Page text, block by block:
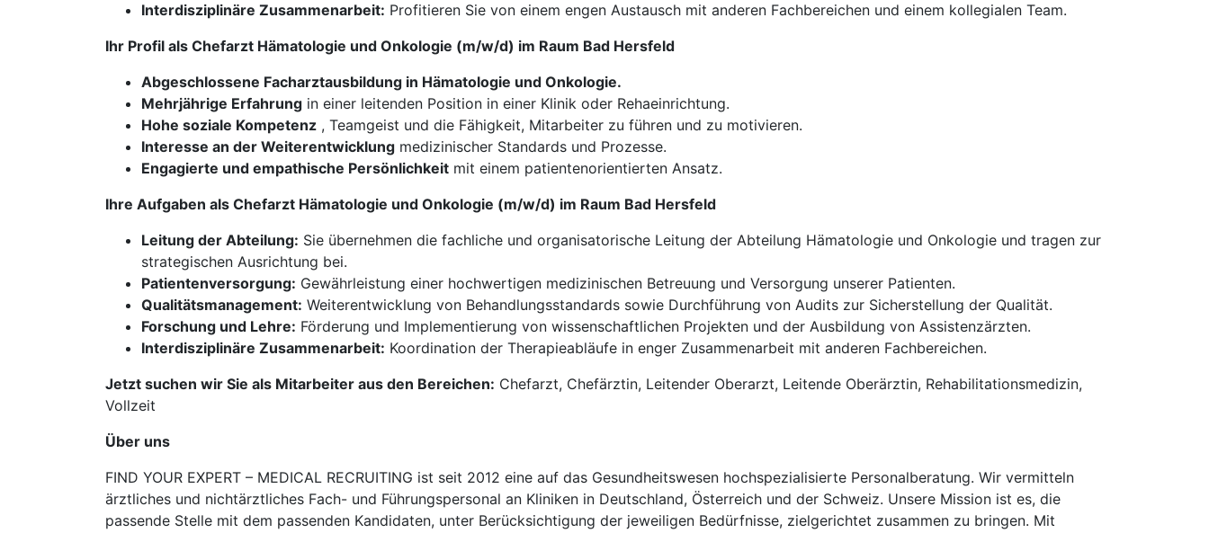
Interdisziplinäre Zusammenarbeit: Profitieren Sie von einem engen Austausch mit anderen Fachbereichen und einem kollegialen Team.
Ihr Profil als Chefarzt Hämatologie und Onkologie (m/w/d) im Raum Bad Hersfeld
Abgeschlossene Facharztausbildung in Hämatologie und Onkologie.
Mehrjährige Erfahrung in einer leitenden Position in einer Klinik oder Rehaeinrichtung.
Hohe soziale Kompetenz , Teamgeist und die Fähigkeit, Mitarbeiter zu führen und zu motivieren.
Interesse an der Weiterentwicklung medizinischer Standards und Prozesse.
Engagierte und empathische Persönlichkeit mit einem patientenorientierten Ansatz.
Ihre Aufgaben als Chefarzt Hämatologie und Onkologie (m/w/d) im Raum Bad Hersfeld
Leitung der Abteilung: Sie übernehmen die fachliche und organisatorische Leitung der Abteilung Hämatologie und Onkologie und tragen zur
strategischen Ausrichtung bei.
Patientenversorgung: Gewährleistung einer hochwertigen medizinischen Betreuung und Versorgung unserer Patienten.
Qualitätsmanagement: Weiterentwicklung von Behandlungsstandards sowie Durchführung von Audits zur Sicherstellung der Qualität.
Forschung und Lehre: Förderung und Implementierung von wissenschaftlichen Projekten und der Ausbildung von Assistenzärzten.
Interdisziplinäre Zusammenarbeit: Koordination der Therapieabläufe in enger Zusammenarbeit mit anderen Fachbereichen.
Jetzt suchen wir Sie als Mitarbeiter aus den Bereichen: Chefarzt, Chefärztin, Leitender Oberarzt, Leitende Oberärztin, Rehabilitationsmedizin,
Vollzeit
Über uns
FIND YOUR EXPERT – MEDICAL RECRUITING ist seit 2012 eine auf das Gesundheitswesen hochspezialisierte Personalberatung. Wir vermitteln
ärztliches und nichtärztliches Fach- und Führungspersonal an Kliniken in Deutschland, Österreich und der Schweiz. Unsere Mission ist es, die
passende Stelle mit dem passenden Kandidaten, unter Berücksichtigung der jeweiligen Bedürfnisse, zielgerichtet zusammen zu bringen. Mit